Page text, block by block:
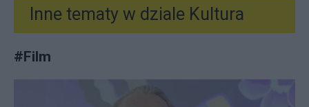
Inne tematy w dziale Kultura
#Film